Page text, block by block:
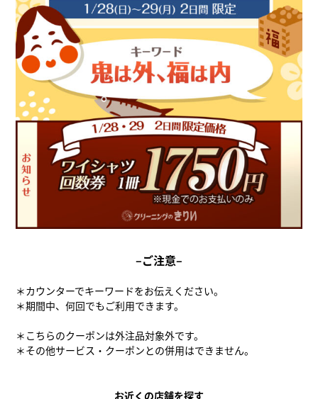
–ご注意–
＊カウンターでキーワードをお伝えください。
＊期間中、何回でもご利用できます。
＊こちらのクーポンは外注品対象外です。
＊その他サービス・クーポンとの併用はできません。
お近くの店舗を探す